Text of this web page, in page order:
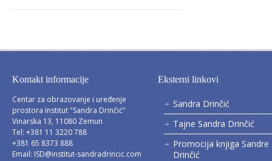
Kontakt informacije
Centar za obrazovanje i uređenje
prostora Institut "Sandra Drinčić"
Vinarska 13, 11080 Zemun
Tel: +381 11 3220 788
+381 65 8373 888
Email: ISD@institut-sandradrincic.com
Eksterni linkovi
Sandra Drinčić
Tajne Sandra Drinčić
Promocija knjiga Sandre
Drinčić